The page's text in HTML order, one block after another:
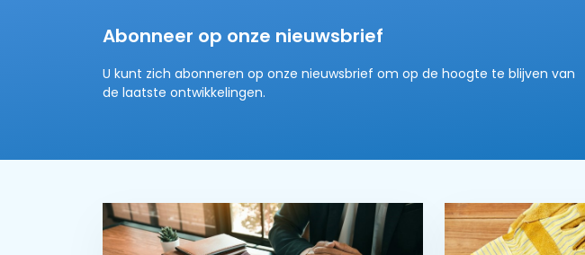
Abonneer op onze nieuwsbrief
U kunt zich abonneren op onze nieuwsbrief om op de hoogte te blijven van
de laatste ontwikkelingen.